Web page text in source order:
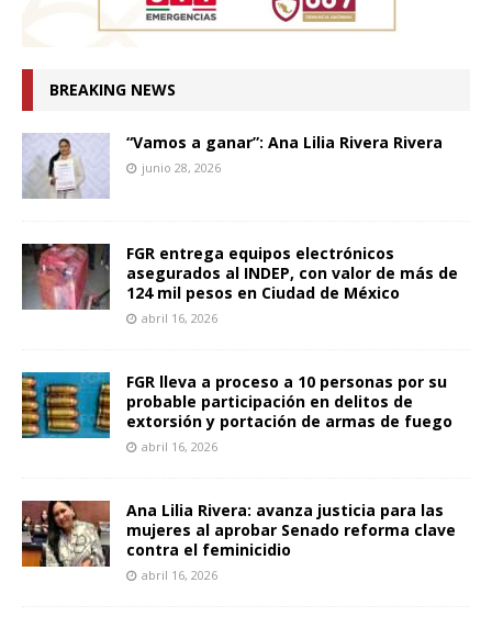
BREAKING NEWS
“Vamos a ganar”: Ana Lilia Rivera Rivera
junio 28, 2026
FGR entrega equipos electrónicos
asegurados al INDEP, con valor de más de
124 mil pesos en Ciudad de México
abril 16, 2026
FGR lleva a proceso a 10 personas por su
probable participación en delitos de
extorsión y portación de armas de fuego
abril 16, 2026
Ana Lilia Rivera: avanza justicia para las
mujeres al aprobar Senado reforma clave
contra el feminicidio
abril 16, 2026